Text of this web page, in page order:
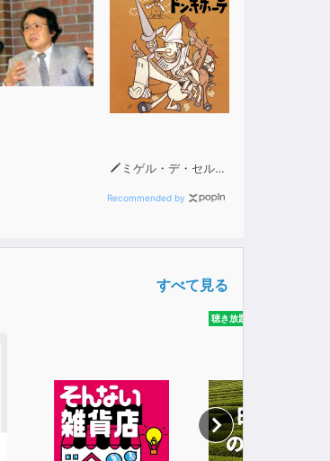
ミゲル・デ・セルバンテス
Recommended by
すべて見る
聴き放題